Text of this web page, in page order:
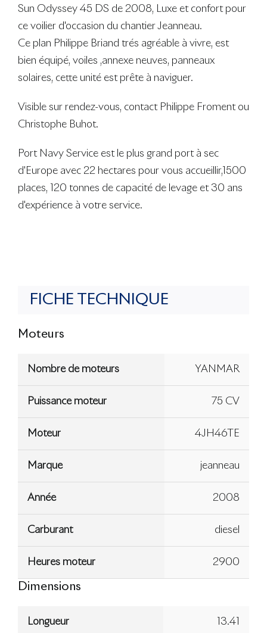
Sun Odyssey 45 DS de 2008, Luxe et confort pour
ce voilier d'occasion du chantier Jeanneau.
Ce plan Philippe Briand trés agréable à vivre, est
bien équipé, voiles ,annexe neuves, panneaux
solaires, cette unité est prête à naviguer.
Visible sur rendez-vous, contact Philippe Froment ou
Christophe Buhot.
Port Navy Service est le plus grand port à sec
d'Europe avec 22 hectares pour vous accueillir,1500
places, 120 tonnes de capacité de levage et 30 ans
d'expérience à votre service.
FICHE TECHNIQUE
Moteurs
Nombre de moteurs YANMAR
Puissance moteur 75 CV
Moteur 4JH46TE
Marque jeanneau
Année 2008
Carburant diesel
Heures moteur 2900
Dimensions
Longueur 13.41